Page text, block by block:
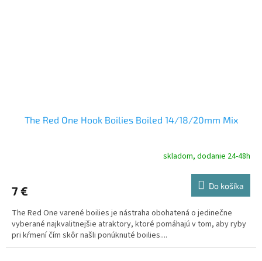
The Red One Hook Boilies Boiled 14/18/20mm Mix
skladom, dodanie 24-48h
7 € Do košíka
The Red One varené boilies je nástraha obohatená o jedinečne
vyberané najkvalitnejšie atraktory, ktoré pomáhajú v tom, aby ryby
pri kŕmení čím skôr našli ponúknuté boilies....